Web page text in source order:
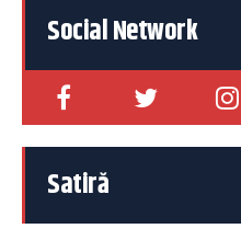
Social Network
Satiră